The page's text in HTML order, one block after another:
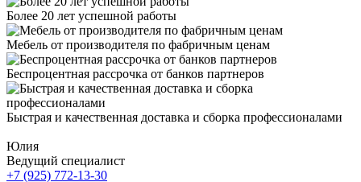
Более 20 лет успешной работы
Мебель от производителя по фабричным ценам
Беспроцентная рассрочка от банков партнеров
Быстрая и качественная доставка и сборка профессионалами
Юлия
Ведущий специалист
+7 (925) 772-13-30